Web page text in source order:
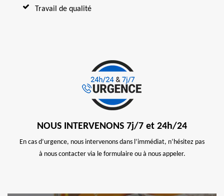
Travail de qualité
NOUS INTERVENONS 7j/7 et 24h/24
En cas d’urgence, nous intervenons dans l’immédiat, n’hésitez pas
à nous contacter via le formulaire ou à nous appeler.